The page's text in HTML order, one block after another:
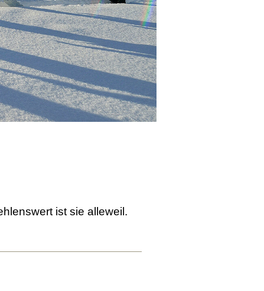
ist sie alleweil.